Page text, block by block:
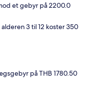
et gebyr på 2200.0
3 til 12 koster 350
på THB 1780.50